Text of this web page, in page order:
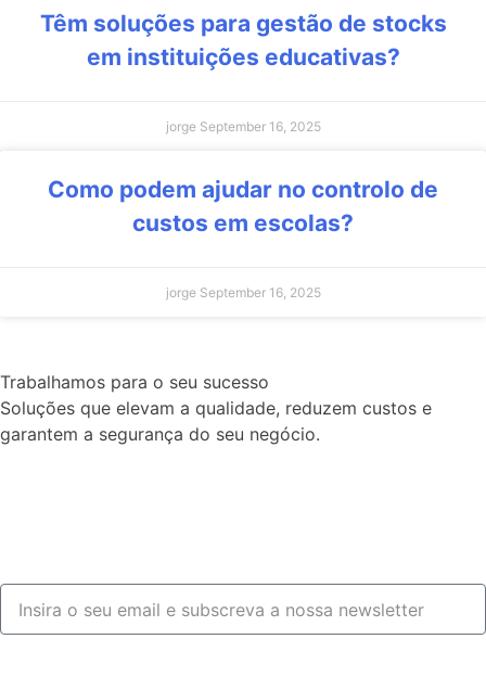
Têm soluções para gestão de stocks
em instituições educativas?
jorge September 16, 2025
Como podem ajudar no controlo de
custos em escolas?
jorge September 16, 2025
Trabalhamos para o seu sucesso
Soluções que elevam a qualidade, reduzem custos e
garantem a segurança do seu negócio.